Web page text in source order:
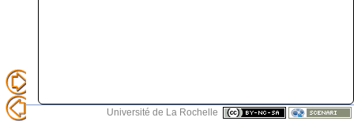
Université de La Rochelle